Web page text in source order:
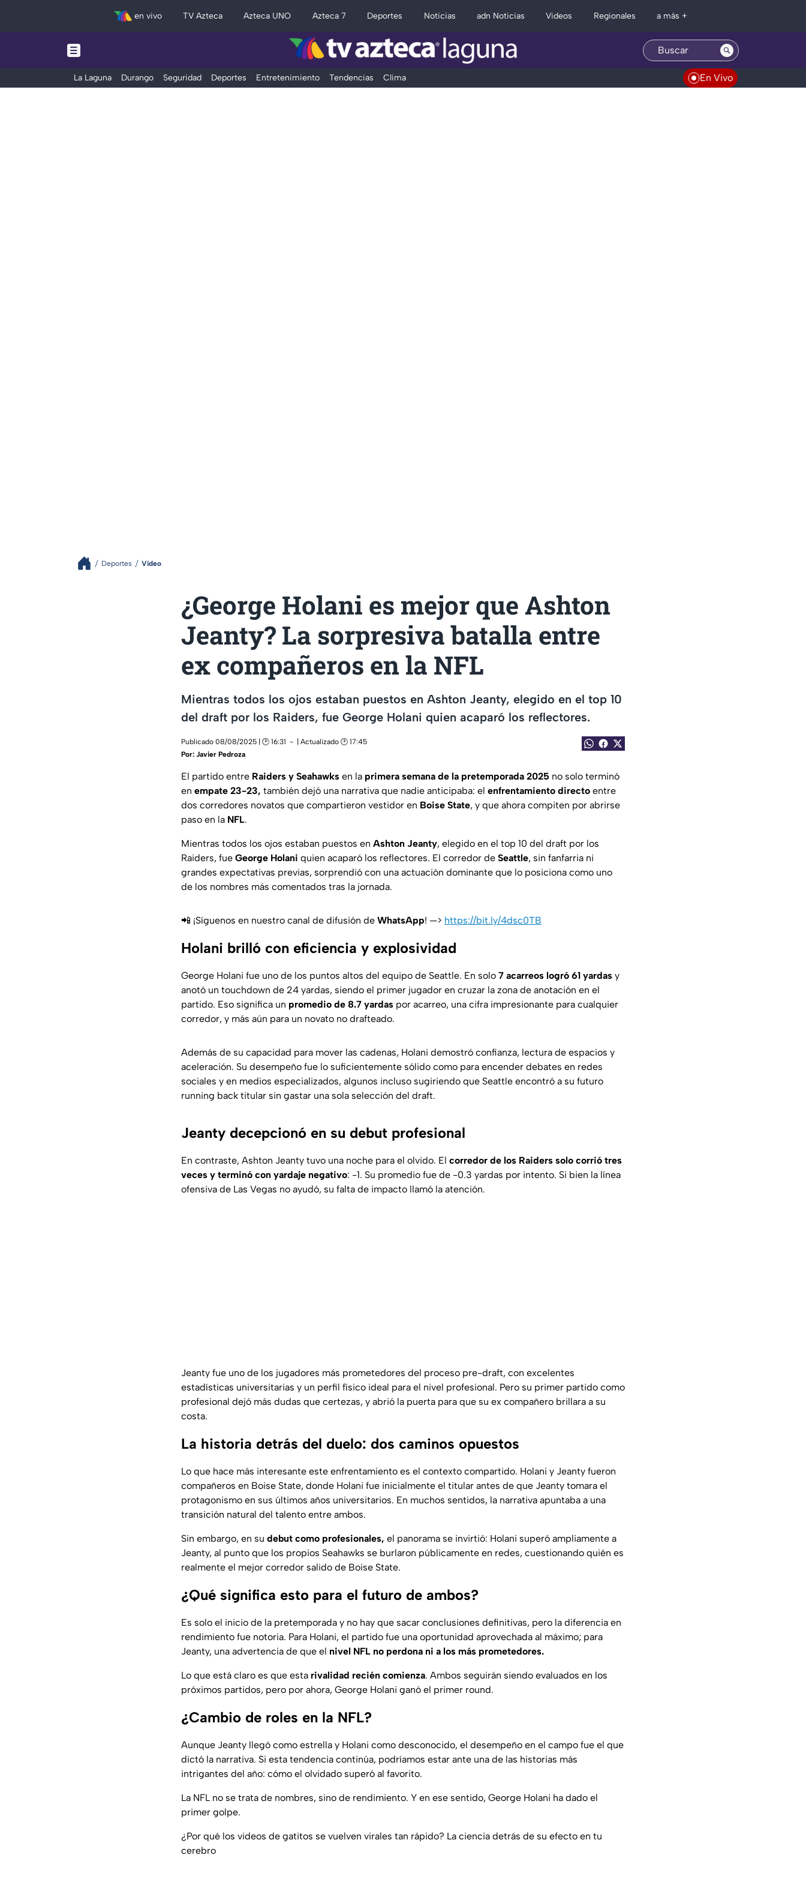
en vivo TV Azteca Azteca UNO Azteca 7 Deportes Noticias adn Noticias Videos Regionales a más +
La Laguna Durango Seguridad Deportes Entretenimiento Tendencias Clima En Vivo
Deportes Video
¿George Holani es mejor que Ashton
Jeanty? La sorpresiva batalla entre
ex compañeros en la NFL
Mientras todos los ojos estaban puestos en Ashton Jeanty, elegido en el top 10
del draft por los Raiders, fue George Holani quien acaparó los reflectores.
Publicado 08/08/2025 | 🕑 16:31
| Actualizado 🕑 17:45
Por: Javier Pedroza
El partido entre Raiders y Seahawks en la primera semana de la pretemporada 2025 no solo terminó
en empate 23-23, también dejó una narrativa que nadie anticipaba: el enfrentamiento directo entre
dos corredores novatos que compartieron vestidor en Boise State, y que ahora compiten por abrirse
paso en la NFL.
Mientras todos los ojos estaban puestos en Ashton Jeanty, elegido en el top 10 del draft por los
Raiders, fue George Holani quien acaparó los reflectores. El corredor de Seattle, sin fanfarria ni
grandes expectativas previas, sorprendió con una actuación dominante que lo posiciona como uno
de los nombres más comentados tras la jornada.
📲 ¡Síguenos en nuestro canal de difusión de WhatsApp! —> https://bit.ly/4dsc0TB
Holani brilló con eficiencia y explosividad
George Holani fue uno de los puntos altos del equipo de Seattle. En solo 7 acarreos logró 61 yardas y
anotó un touchdown de 24 yardas, siendo el primer jugador en cruzar la zona de anotación en el
partido. Eso significa un promedio de 8.7 yardas por acarreo, una cifra impresionante para cualquier
corredor, y más aún para un novato no drafteado.
Además de su capacidad para mover las cadenas, Holani demostró confianza, lectura de espacios y
aceleración. Su desempeño fue lo suficientemente sólido como para encender debates en redes
sociales y en medios especializados, algunos incluso sugiriendo que Seattle encontró a su futuro
running back titular sin gastar una sola selección del draft.
Jeanty decepcionó en su debut profesional
En contraste, Ashton Jeanty tuvo una noche para el olvido. El corredor de los Raiders solo corrió tres
veces y terminó con yardaje negativo: -1. Su promedio fue de -0.3 yardas por intento. Si bien la línea
ofensiva de Las Vegas no ayudó, su falta de impacto llamó la atención.
Jeanty fue uno de los jugadores más prometedores del proceso pre-draft, con excelentes
estadísticas universitarias y un perfil físico ideal para el nivel profesional. Pero su primer partido como
profesional dejó más dudas que certezas, y abrió la puerta para que su ex compañero brillara a su
costa.
La historia detrás del duelo: dos caminos opuestos
Lo que hace más interesante este enfrentamiento es el contexto compartido. Holani y Jeanty fueron
compañeros en Boise State, donde Holani fue inicialmente el titular antes de que Jeanty tomara el
protagonismo en sus últimos años universitarios. En muchos sentidos, la narrativa apuntaba a una
transición natural del talento entre ambos.
Sin embargo, en su debut como profesionales, el panorama se invirtió: Holani superó ampliamente a
Jeanty, al punto que los propios Seahawks se burlaron públicamente en redes, cuestionando quién es
realmente el mejor corredor salido de Boise State.
¿Qué significa esto para el futuro de ambos?
Es solo el inicio de la pretemporada y no hay que sacar conclusiones definitivas, pero la diferencia en
rendimiento fue notoria. Para Holani, el partido fue una oportunidad aprovechada al máximo; para
Jeanty, una advertencia de que el nivel NFL no perdona ni a los más prometedores.
Lo que está claro es que esta rivalidad recién comienza. Ambos seguirán siendo evaluados en los
próximos partidos, pero por ahora, George Holani ganó el primer round.
¿Cambio de roles en la NFL?
Aunque Jeanty llegó como estrella y Holani como desconocido, el desempeño en el campo fue el que
dictó la narrativa. Si esta tendencia continúa, podríamos estar ante una de las historias más
intrigantes del año: cómo el olvidado superó al favorito.
La NFL no se trata de nombres, sino de rendimiento. Y en ese sentido, George Holani ha dado el
primer golpe.
¿Por qué los videos de gatitos se vuelven virales tan rápido? La ciencia detrás de su efecto en tu
cerebro